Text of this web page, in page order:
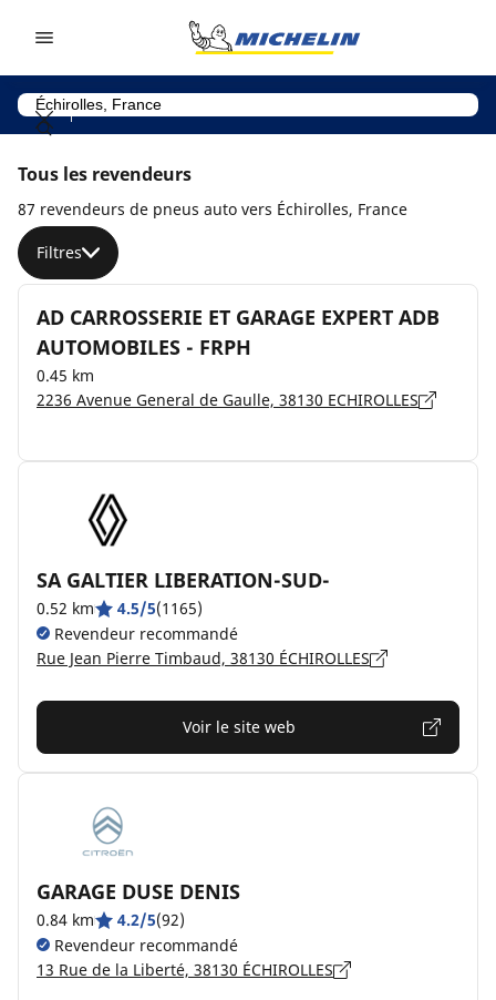
Tous les revendeurs
87 revendeurs de pneus auto vers Échirolles, France
Filtres
AD CARROSSERIE ET GARAGE EXPERT ADB
AUTOMOBILES - FRPH
0.45 km
2236 Avenue General de Gaulle, 38130 ECHIROLLES
SA GALTIER LIBERATION-SUD-
0.52 km 4.5/5(1165)
Revendeur recommandé
Rue Jean Pierre Timbaud, 38130 ÉCHIROLLES
Voir le site web
GARAGE DUSE DENIS
0.84 km 4.2/5(92)
Revendeur recommandé
13 Rue de la Liberté, 38130 ÉCHIROLLES